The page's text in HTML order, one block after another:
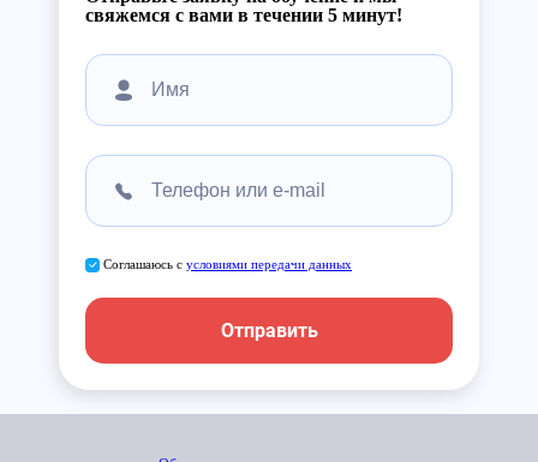
свяжемся с вами в течении 5 минут!
Соглашаюсь с условиями передачи данных
Отправить